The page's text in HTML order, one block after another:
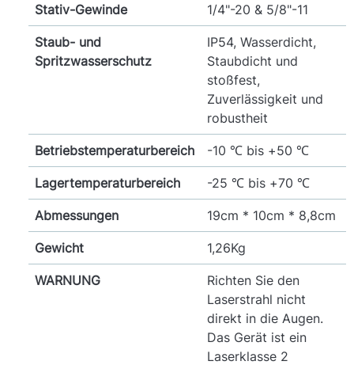
Stativ-Gewinde 1/4"-20 & 5/8"-11
Staub- und
Spritzwasserschutz
IP54, Wasserdicht,
Staubdicht und
stoßfest,
Zuverlässigkeit und
robustheit
Betriebstemperaturbereich -10 ℃ bis +50 ℃
Lagertemperaturbereich -25 ℃ bis +70 ℃
Abmessungen 19cm * 10cm * 8,8cm
Gewicht 1,26Kg
WARNUNG
Richten Sie den
Laserstrahl nicht
direkt in die Augen.
Das Gerät ist ein
Laserklasse 2